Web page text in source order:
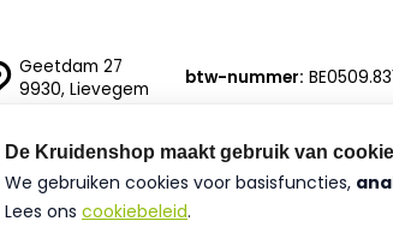
Geetdam 27
9930, Lievegem
btw-nummer:
Sitemap
De Kruidenshop maakt gebruik van
We gebruiken cookies voor basisfuncties,
Lees ons cookiebeleid.